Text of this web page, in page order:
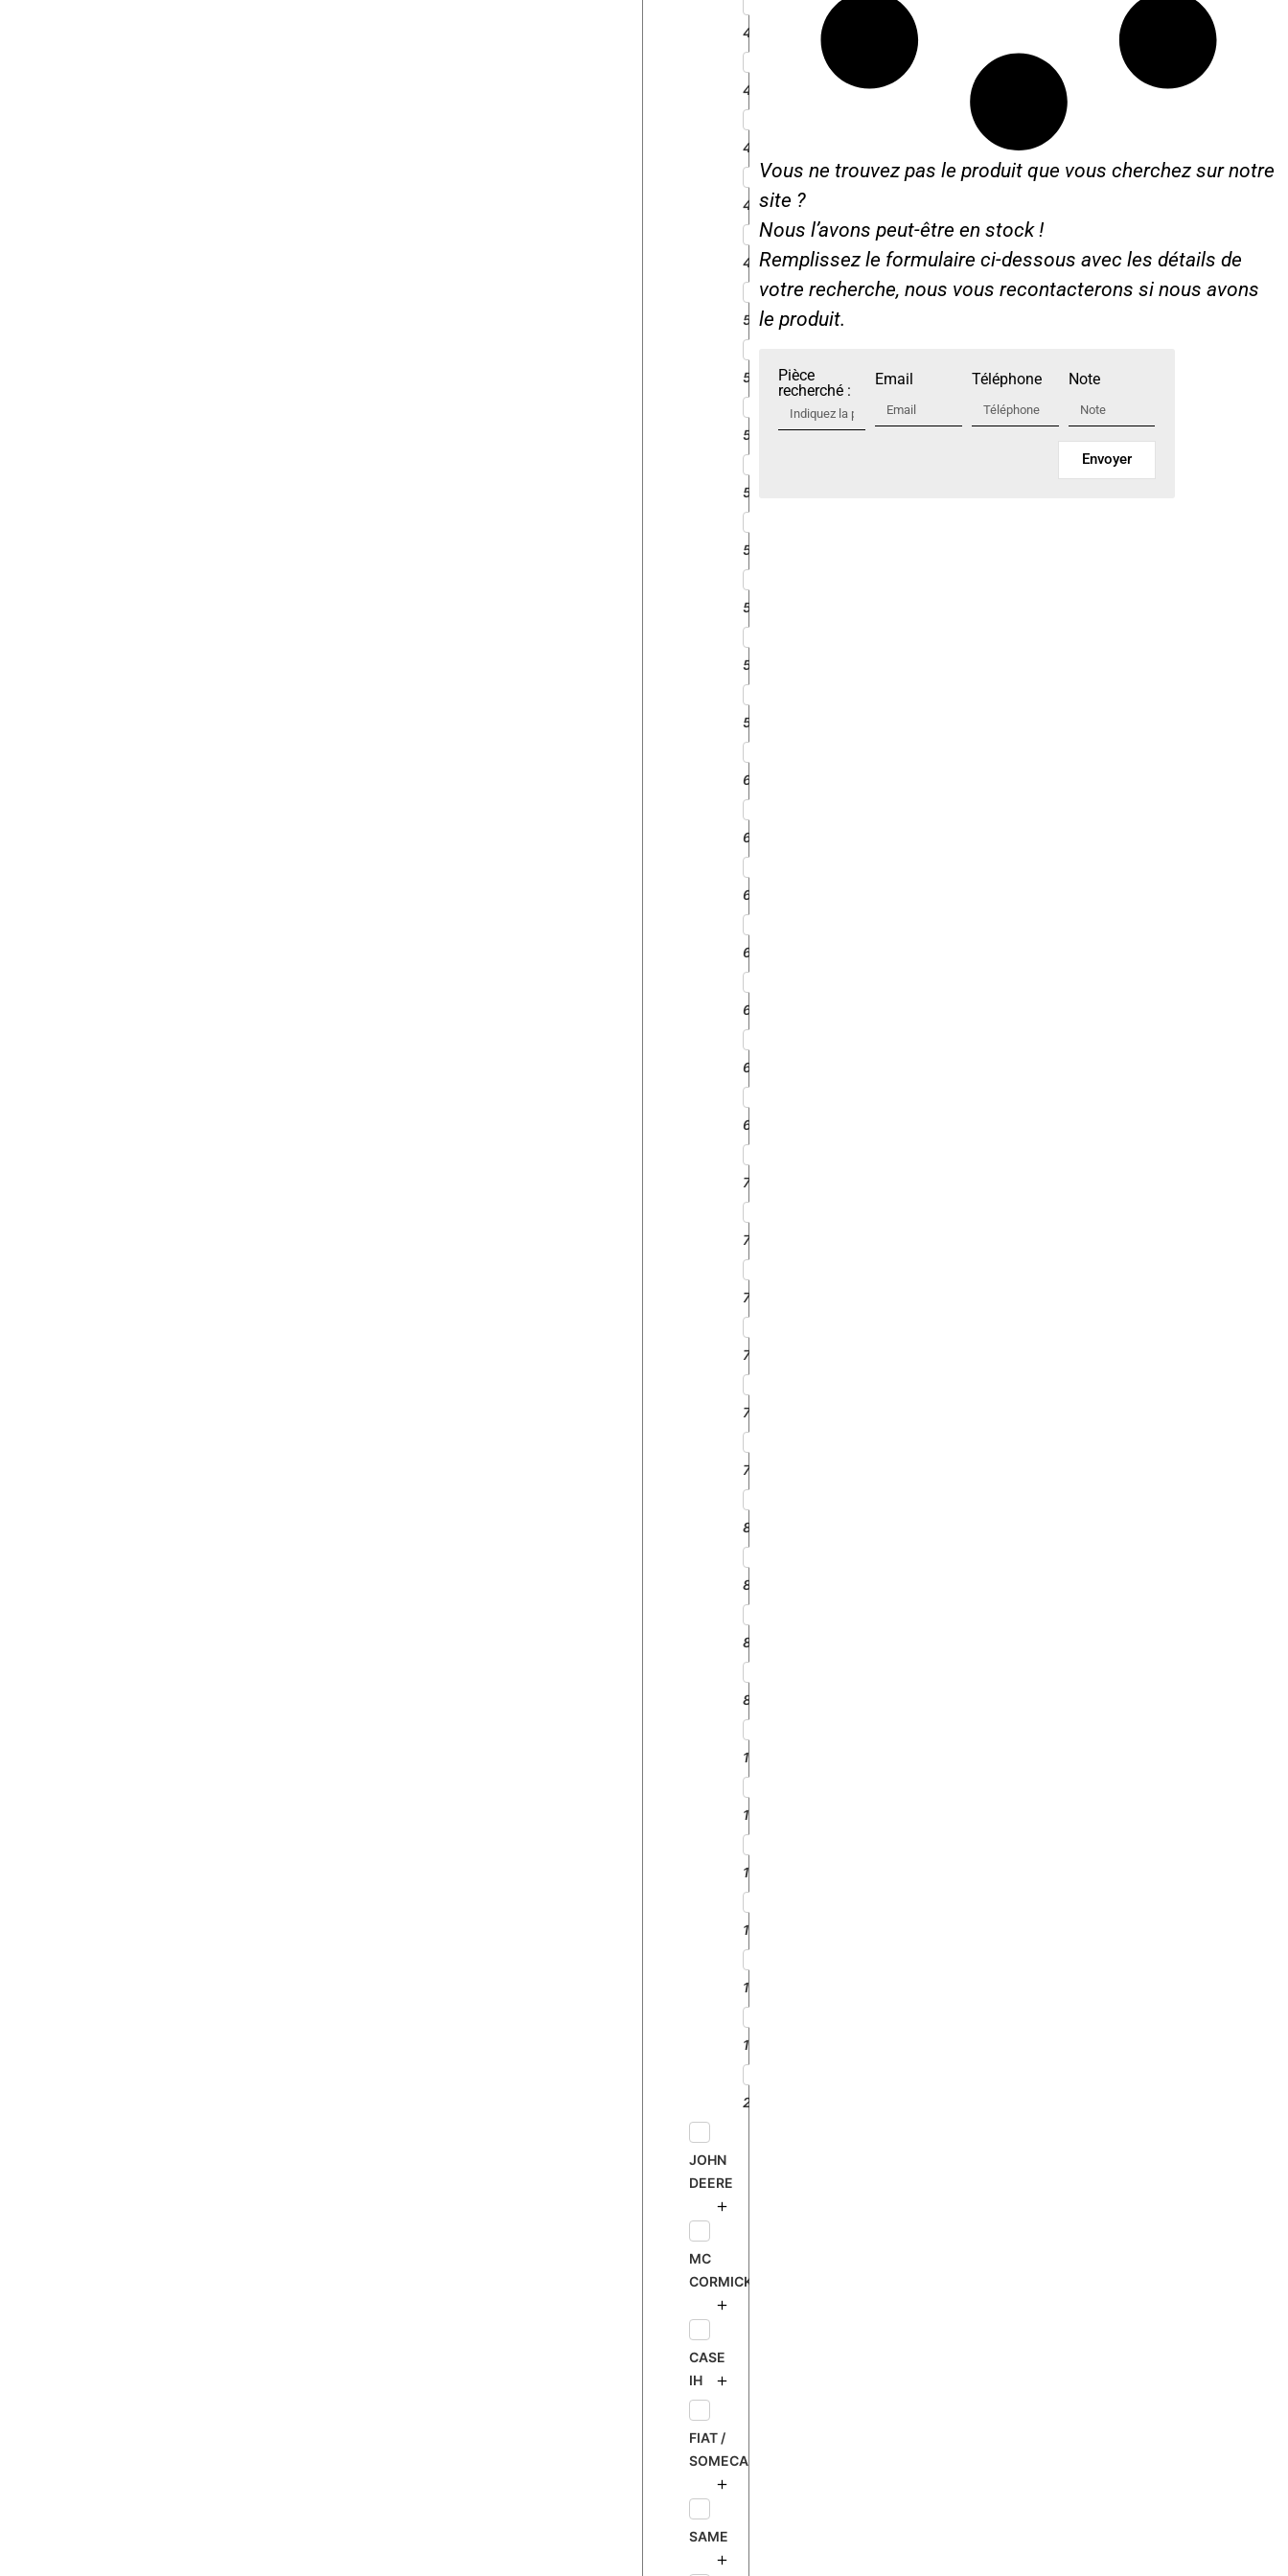
4511
4611
4712
4718
4911
5011
5211
5245
5511
5545
5645
5718
5945
6045
6211
6245
6711
6718
6745
6911
7011
7045
7211
7245
7711
7745
8011
8045
8111
8145
10111
10145
12011
12045
12145
16145
2511
JOHN
DEERE
MC
CORMICK
CASE
IH
FIAT /
SOMECA
SAME
Vous ne trouvez pas le produit que vous cherchez sur notre
site ?
Nous l’avons peut-être en stock !
Remplissez le formulaire ci-dessous avec les détails de
votre recherche, nous vous recontacterons si nous avons
le produit.
Pièce
recherché :
Email Téléphone Note
Envoyer